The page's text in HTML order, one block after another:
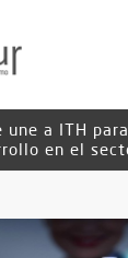
une a ITH
en el